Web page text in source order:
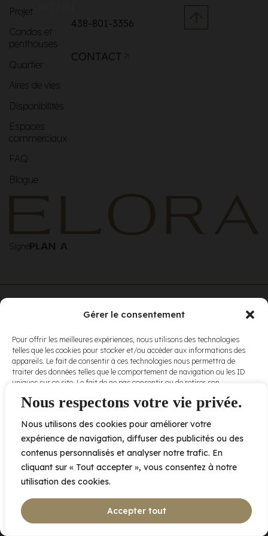
Nous respectons votre vie privée.
Nous utilisons des cookies pour améliorer votre
expérience de navigation, diffuser des publicités ou des
contenus personnalisés et analyser notre trafic. En
cliquant sur « Tout accepter », vous consentez à notre
utilisation des cookies.
Accepter tout
Gérer le consentement
Pour offrir les meilleures expériences, nous utilisons des technologies
telles que les cookies pour stocker et/ou accéder aux informations des
appareils. Le fait de consentir à ces technologies nous permettra de
traiter des données telles que le comportement de navigation ou les ID
uniques sur ce site. Le fait de ne pas consentir ou de retirer son
et fonctions.
Accepter
Refuser
Projet
Condos et
penthouses
Quartier
Aires de vies
Disponibilités
Espaces
commerciaux
FAQ
Blogue
438-801-3356
CONTACT
Signé
conditions
d’utilisationet
nospolitiques
de
confidentialité .
2005 av. de Bois-de-Boulogne, Laval QC H7N 0J7